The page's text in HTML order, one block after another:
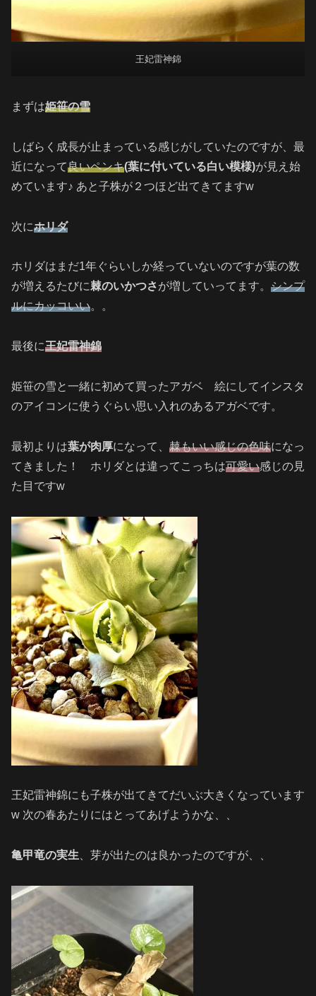
王妃雷神錦
まずは姫笹の雪
しばらく成長が止まっている感じがしていたのですが、最
近になって良いペンキ(葉に付いている白い模様)が見え始
めています♪ あと子株が２つほど出てきてますw
次にホリダ
ホリダはまだ1年ぐらいしか経っていないのですが葉の数
が増えるたびに棘のいかつさが増していってます。 シンプ
ルにカッコいい。。
最後に王妃雷神錦
姫笹の雪と一緒に初めて買ったアガベ 絵にしてインスタ
のアイコンに使うぐらい思い入れのあるアガベです。
最初よりは葉が肉厚になって、 棘もいい感じの色味になっ
てきました！ ホリダとは違ってこっちは可愛い感じの見
た目ですw
王妃雷神錦にも子株が出てきてだいぶ大きくなっています
w 次の春あたりにはとってあげようかな、、
亀甲竜の実生 、芽が出たのは良かったのですが、、